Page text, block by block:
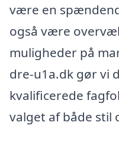
være en
også være
muligheder på
dre-u1a.dk gør vi
kvalificerede
valget af både stil